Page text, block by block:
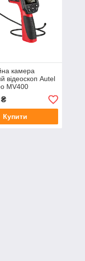
камера
відеоскоп Autel
MV400
Купити